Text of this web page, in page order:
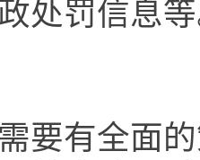
处罚信息
要有全面